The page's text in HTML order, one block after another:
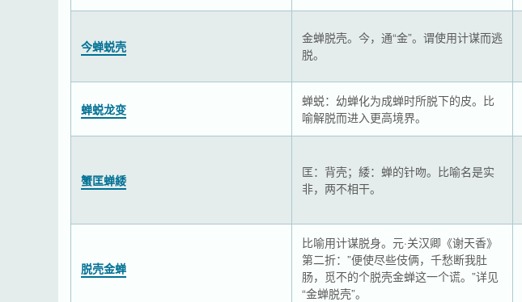
今蝉蜕壳
金蝉脱壳。今，通“金”。谓使用计谋而逃
脱。
蝉蜕龙变
蝉蜕：幼蝉化为成蝉时所脱下的皮。比
喻解脱而进入更高境界。
蟹匡蝉緌
匡：背壳；緌：蝉的针吻。比喻名是实
非，两不相干。
脱壳金蝉
比喻用计谋脱身。元·关汉卿《谢天香》
第二折：”便使尽些伎俩，千愁断我肚
肠，觅不的个脱壳金蝉这一个谎。”详见
“金蝉脱壳”。